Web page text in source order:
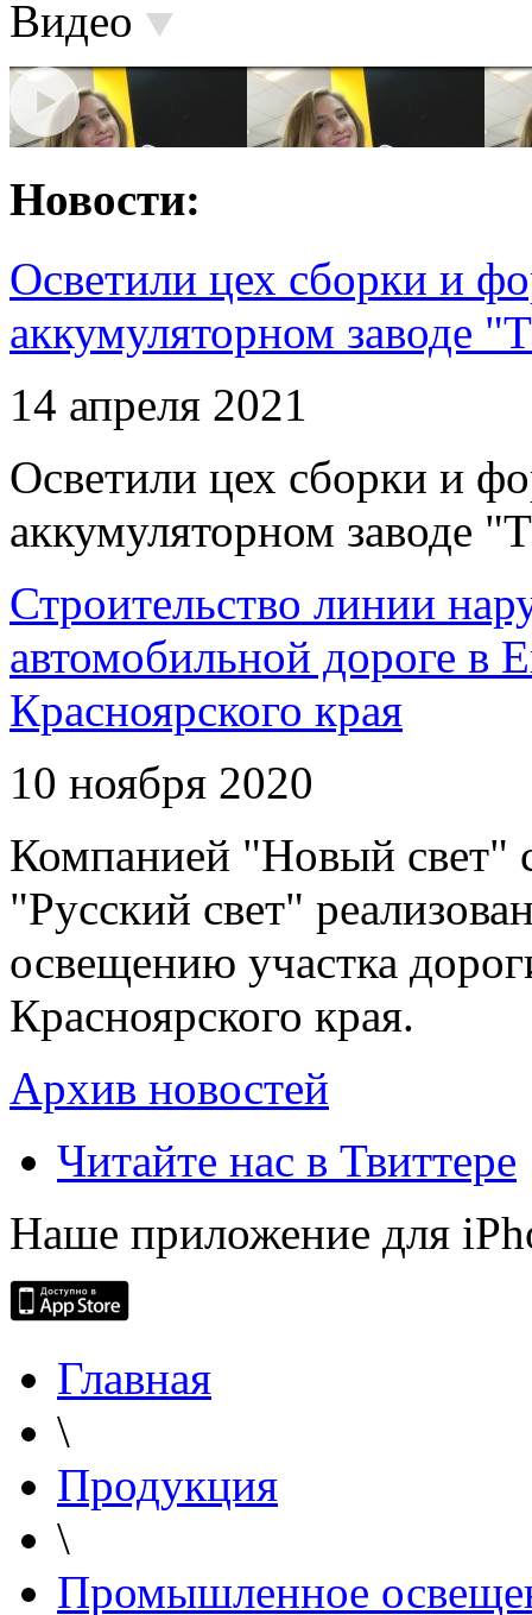
Видео
Новости:
Осветили цех сборки и
аккумуляторном заводе
14 апреля 2021
Осветили цех сборки и
аккумуляторном заводе
Строительство линии
автомобильной дороге в
Красноярского края
10 ноября 2020
Компанией "Новый свет"
"Русский свет"
освещению участка
Красноярского края.
Архив новостей
Читайте нас в Твиттере
Наше приложение для
Главная
\
Продукция
\
Промышленное